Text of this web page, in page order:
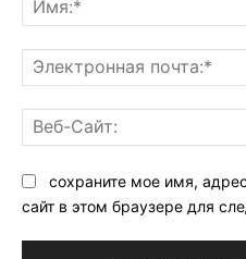
сохраните мое имя,
сайт в этом браузере для